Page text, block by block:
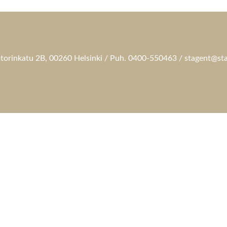
2B, 00260 Helsinki / Puh. 0400-550463 /